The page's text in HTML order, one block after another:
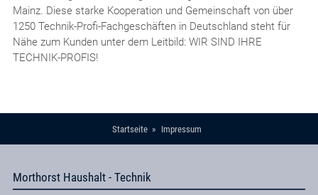
Mainz. Diese starke Kooperation und Gemeinschaft von über
1250 Technik-Profi-Fachgeschäften in Deutschland steht für
Nähe zum Kunden unter dem Leitbild: WIR SIND IHRE
TECHNIK-PROFIS!
Startseite Impressum
Morthorst Haushalt - Technik